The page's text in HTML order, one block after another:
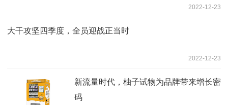
2022-12-23
大干攻坚四季度，全员迎战正当时
2022-12-23
新流量时代，柚子试物为品牌带来增长密
码